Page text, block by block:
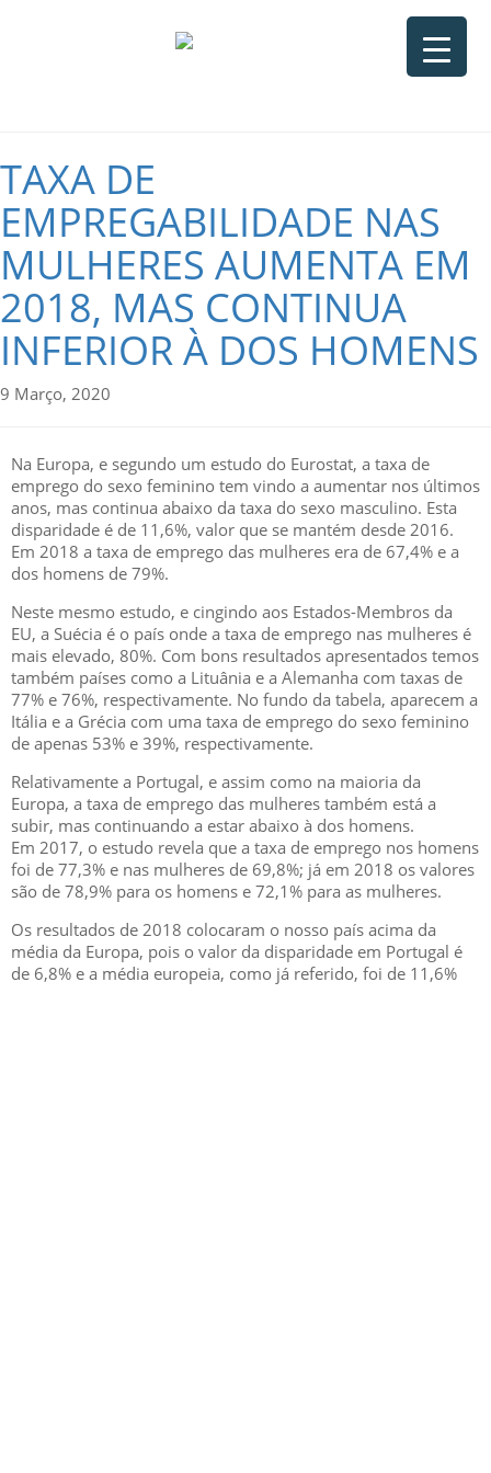
TAXA DE
EMPREGABILIDADE NAS
MULHERES AUMENTA EM
2018, MAS CONTINUA
INFERIOR À DOS HOMENS
9 Março, 2020
Na Europa, e segundo um estudo do Eurostat, a taxa de
emprego do sexo feminino tem vindo a aumentar nos últimos
anos, mas continua abaixo da taxa do sexo masculino. Esta
disparidade é de 11,6%, valor que se mantém desde 2016.
Em 2018 a taxa de emprego das mulheres era de 67,4% e a
dos homens de 79%.
Neste mesmo estudo, e cingindo aos Estados-Membros da
EU, a Suécia é o país onde a taxa de emprego nas mulheres é
mais elevado, 80%. Com bons resultados apresentados temos
também países como a Lituânia e a Alemanha com taxas de
77% e 76%, respectivamente. No fundo da tabela, aparecem a
Itália e a Grécia com uma taxa de emprego do sexo feminino
de apenas 53% e 39%, respectivamente.
Relativamente a Portugal, e assim como na maioria da
Europa, a taxa de emprego das mulheres também está a
subir, mas continuando a estar abaixo à dos homens.
Em 2017, o estudo revela que a taxa de emprego nos homens
foi de 77,3% e nas mulheres de 69,8%; já em 2018 os valores
são de 78,9% para os homens e 72,1% para as mulheres.
Os resultados de 2018 colocaram o nosso país acima da
média da Europa, pois o valor da disparidade em Portugal é
de 6,8% e a média europeia, como já referido, foi de 11,6%